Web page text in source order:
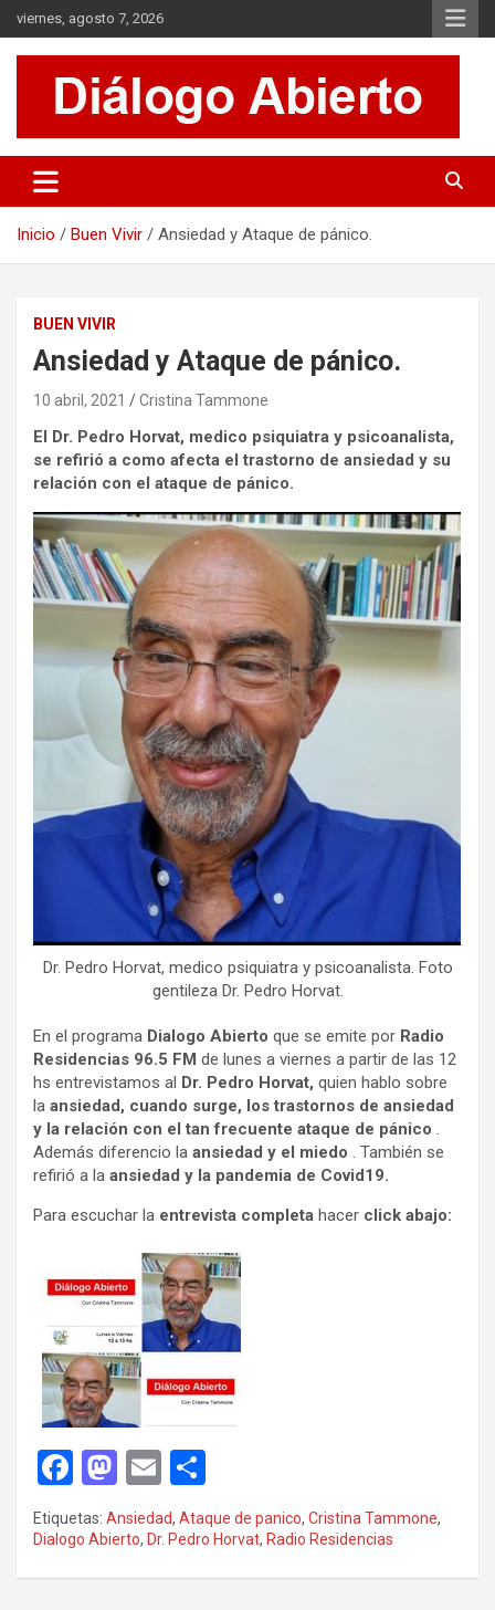
Saltar
al
contenido
viernes, agosto 7, 2026
Diálogo Abierto
Se tratan diversos temas de actualidad buscando hacer un
aporte a la sociedad, brindando información relevante de lo que
Inicio Buen Vivir Ansiedad y Ataque de pánico.
BUEN VIVIR
Ansiedad y Ataque de pánico.
10 abril, 2021 Cristina Tammone
El Dr. Pedro Horvat, medico psiquiatra y psicoanalista,
se refirió a como afecta el trastorno de ansiedad y su
relación con el ataque de pánico.
Dr. Pedro Horvat, medico psiquiatra y psicoanalista. Foto
gentileza Dr. Pedro Horvat.
En el programa Dialogo Abierto que se emite por Radio
Residencias 96.5 FM de lunes a viernes a partir de las 12
hs entrevistamos al Dr. Pedro Horvat, quien hablo sobre
la ansiedad, cuando surge, los trastornos de ansiedad
y la relación con el tan frecuente ataque de pánico .
Además diferencio la ansiedad y el miedo . También se
refirió a la ansiedad y la pandemia de Covid19.
Para escuchar la entrevista completa hacer click abajo:
F
a
ce
b
M
a
st
o
E
m
ail m
p
Etiquetas: Ansiedad, Ataque de panico, Cristina Tammone,
Dialogo Abierto, Dr. Pedro Horvat, Radio Residencias